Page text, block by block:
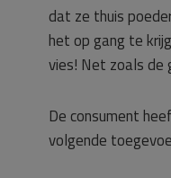
dat ze thuis
het op gang te
vies! Net zoals de
De consument
volgende